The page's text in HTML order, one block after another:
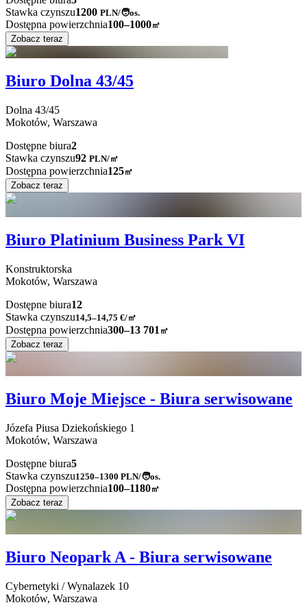
Stawka czynszu1200 PLN/🧑os.
Dostępna powierzchnia100–1000㎡
Zobacz teraz
Biuro Dolna 43/45
Dolna 43/45
Mokotów, Warszawa
Dostępne biura2
Stawka czynszu92 PLN/㎡
Dostępna powierzchnia125㎡
Zobacz teraz
Biuro Platinium Business Park VI
Konstruktorska
Mokotów, Warszawa
Dostępne biura12
Stawka czynszu14,5–14,75 €/㎡
Dostępna powierzchnia300–13 701 ㎡
Zobacz teraz
Biuro Moje Miejsce - Biura serwisowane
Józefa Piusa Dziekońskiego 1
Mokotów, Warszawa
Dostępne biura5
Stawka czynszu1250–1300 PLN/🧑os.
Dostępna powierzchnia100–1180㎡
Zobacz teraz
Biuro Neopark A - Biura serwisowane
Cybernetyki / Wynalazek 10
Mokotów, Warszawa